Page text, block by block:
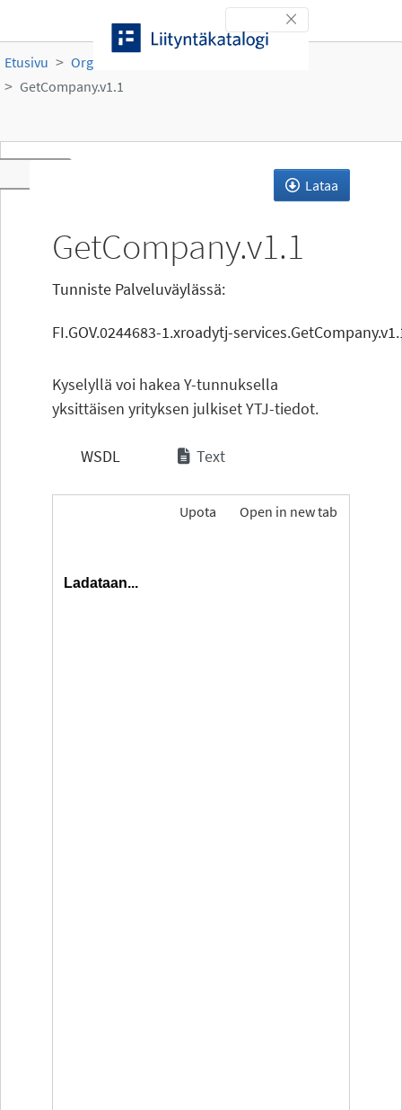
Toggle navigation
Etusivu Organisaatiot
GetCompany.v1.1
Lataa
GetCompany.v1.1
Tunniste Palveluväylässä:
FI.GOV.0244683-1.xroadytj-
Kyselyllä voi hakea Y-tunnuksella
yksittäisen yrityksen julkiset YTJ-tiedot.
WSDL Text
Open in new tab
Upota